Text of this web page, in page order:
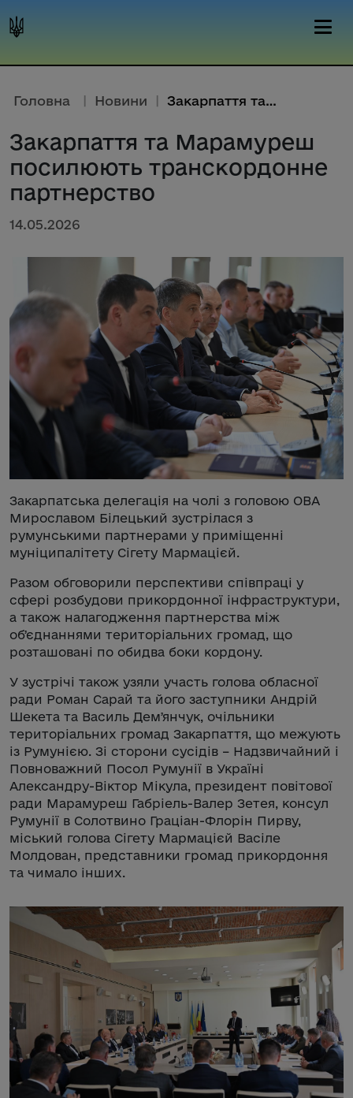
Головна | Новини | Закарпаття та Марамуреш посилю...
Закарпаття та Марамуреш
посилюють транскордонне
партнерство
14.05.2026
Закарпатська делегація на чолі з головою ОВА
Мирославом Білецький зустрілася з
румунськими партнерами у приміщенні
муніципалітету Сігету Мармацієй.
Разом обговорили перспективи співпраці у
сфері розбудови прикордонної інфраструктури,
а також налагодження партнерства між
обʼєднаннями територіальних громад, що
розташовані по обидва боки кордону.
У зустрічі також узяли участь голова обласної
ради Роман Сарай та його заступники Андрій
Шекета та Василь Демʼянчук, очільники
територіальних громад Закарпаття, що межують
із Румунією. Зі сторони сусідів – Надзвичайний і
Повноважний Посол Румунії в Україні
Александру-Віктор Мікула, президент повітової
ради Марамуреш Габріель-Валер Зетея, консул
Румунії в Солотвино Граціан-Флорін Пирву,
міський голова Сігету Мармацієй Васіле
Молдован, представники громад прикордоння
та чимало інших.